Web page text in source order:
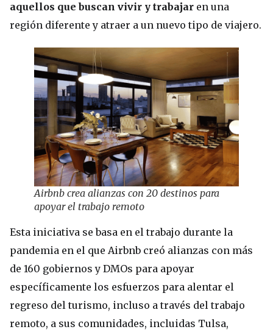
aquellos que buscan vivir y trabajar en una
región diferente y atraer a un nuevo tipo de viajero.
Airbnb crea alianzas con 20 destinos para
apoyar el trabajo remoto
Esta iniciativa se basa en el trabajo durante la
pandemia en el que Airbnb creó alianzas con más
de 160 gobiernos y DMOs para apoyar
específicamente los esfuerzos para alentar el
regreso del turismo, incluso a través del trabajo
remoto, a sus comunidades, incluidas Tulsa,